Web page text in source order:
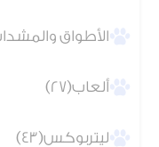
الأطواق
ألعاب(27)
ليتربوكس(43)